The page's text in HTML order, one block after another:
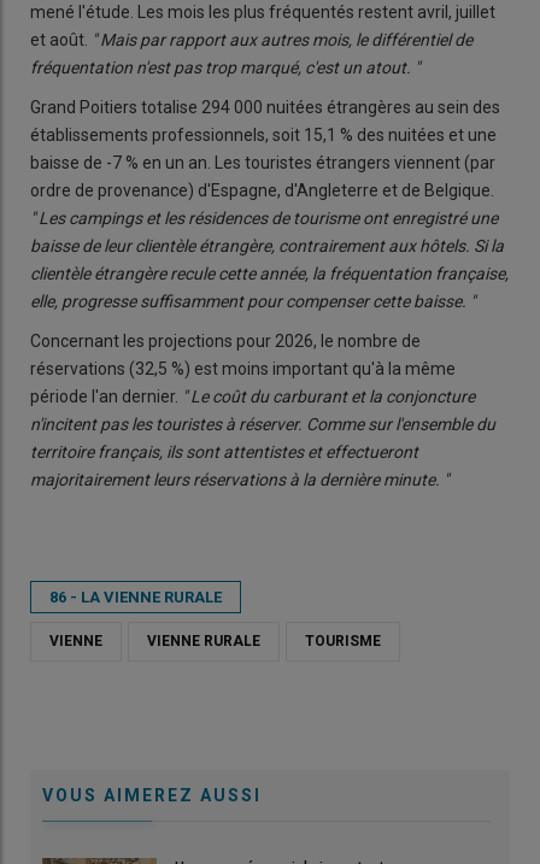
mené l'étude. Les mois les plus fréquentés restent avril, juillet
et août. " Mais par rapport aux autres mois, le différentiel de
fréquentation n'est pas trop marqué, c'est un atout. "
Grand Poitiers totalise 294 000 nuitées étrangères au sein des
établissements professionnels, soit 15,1 % des nuitées et une
baisse de -7 % en un an. Les touristes étrangers viennent (par
ordre de provenance) d'Espagne, d'Angleterre et de Belgique.
" Les campings et les résidences de tourisme ont enregistré une
baisse de leur clientèle étrangère, contrairement aux hôtels. Si la
clientèle étrangère recule cette année, la fréquentation française,
elle, progresse suffisamment pour compenser cette baisse. "
Concernant les projections pour 2026, le nombre de
réservations (32,5 %) est moins important qu'à la même
période l'an dernier. " Le coût du carburant et la conjoncture
n'incitent pas les touristes à réserver. Comme sur l'ensemble du
territoire français, ils sont attentistes et effectueront
majoritairement leurs réservations à la dernière minute. "
86 - LA VIENNE RURALE
VIENNE VIENNE RURALE TOURISME
VOUS AIMEREZ AUSSI